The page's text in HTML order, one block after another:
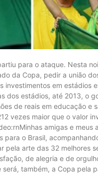
para o ataque. Nesta
da Copa, pedir a união
em estádios
dos estádios, até 2013, o
de reais em educação e
vezes maior que o valor
amigas e
o Brasil,
pela arte das 32 melhores
de alegria e de
também, a Copa pela